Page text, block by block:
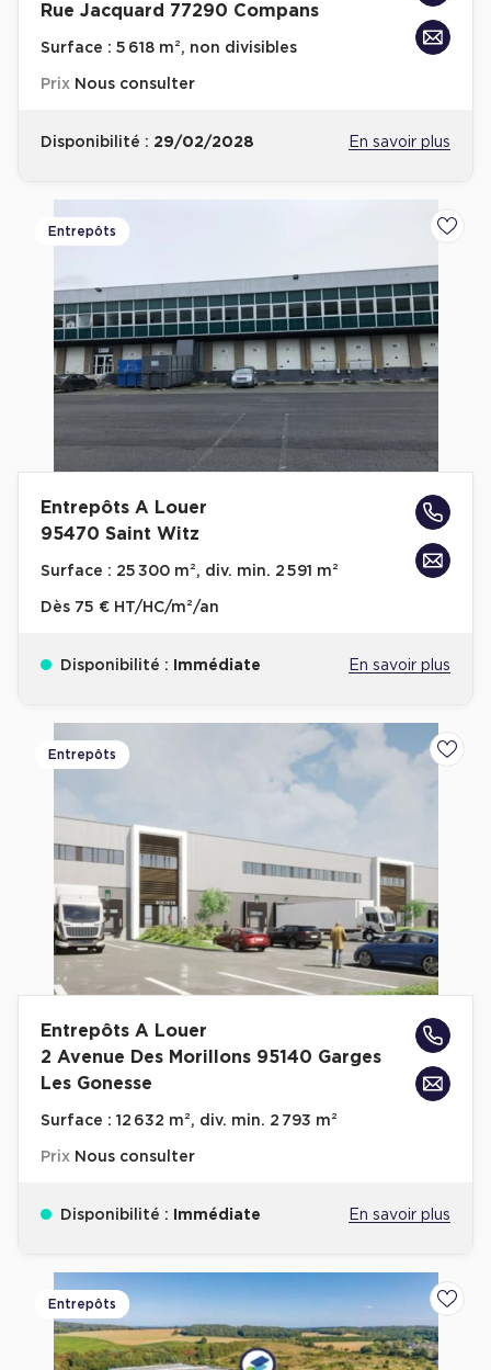
Rue Jacquard 77290 Compans
Surface : 5 618 m², non divisibles
Prix Nous consulter
Disponibilité : 29/02/2028 En savoir plus
Entrepôts
Entrepôts A Louer
95470 Saint Witz
Surface : 25 300 m², div. min. 2 591 m²
Dès 75 € HT/HC/m²/an
Disponibilité : Immédiate En savoir plus
Entrepôts
Entrepôts A Louer
2 Avenue Des Morillons 95140 Garges
Les Gonesse
Surface : 12 632 m², div. min. 2 793 m²
Prix Nous consulter
Disponibilité : Immédiate En savoir plus
Entrepôts